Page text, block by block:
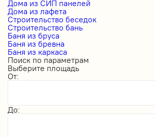
Дома из СИП панелей
Дома из лафета
Строительство беседок
Строительство бань
Баня из бруса
Баня из бревна
Баня из каркаса
Поиск по параметрам
Выберите площадь
От:
До: